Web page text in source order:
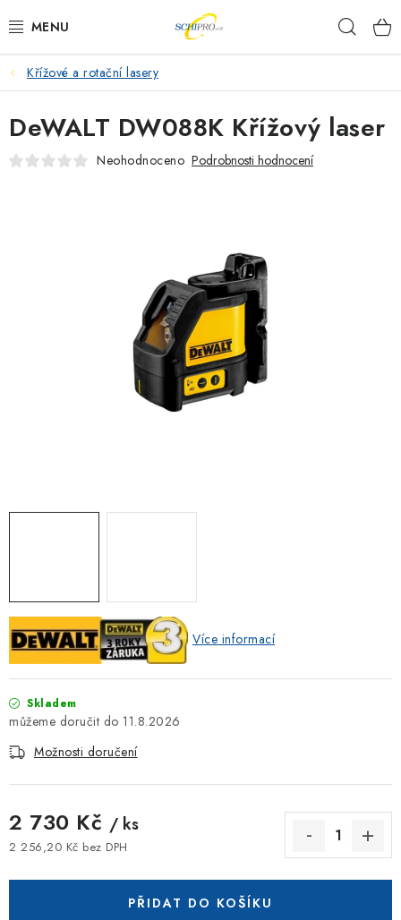
na
AKU NÁŘADÍ
ELEKTRICKÉ NÁŘADÍ
PŘÍSLUŠENSTVÍ
ZAHRADNÍ TECHNIKA
Moje objednávka / odstoupení od smlouvy
Křížové a rotační lasery
Více informací
Skladem
11.8.2026
Možnosti doručení
2 730 Kč / ks
2 256,20 Kč bez DPH
PŘIDAT DO KOŠÍKU
DeWALT DW088K Křížový laser
Neohodnoceno Podrobnosti hodnocení